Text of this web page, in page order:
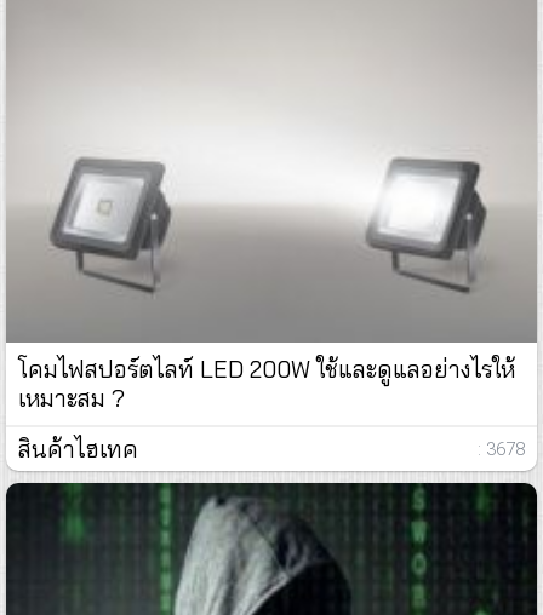
โคมไฟสปอร์ตไลท์ LED 200W ใช้และดูแลอย่างไรให้
เหมาะสม ?
สินค้าไฮเทค
: 3678